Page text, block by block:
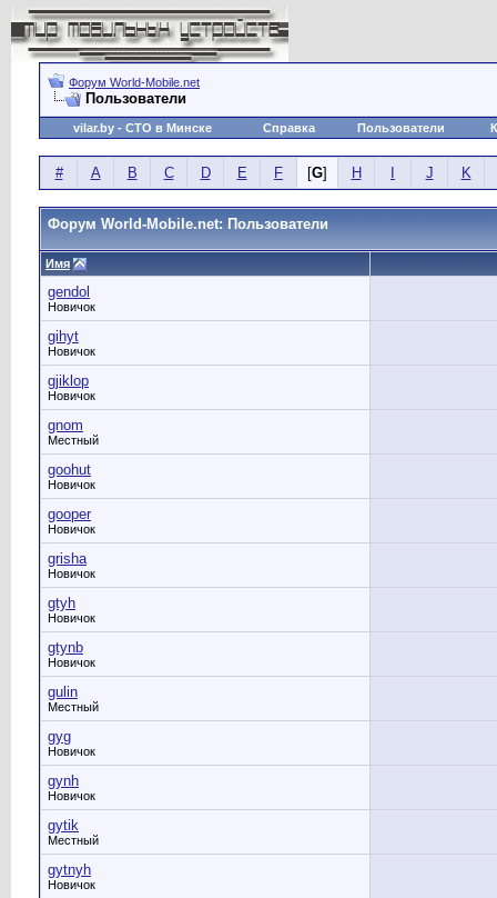
Форум World-Mobile.net
Пользователи
vilar.by - СТО в Минске Справка Пользователи
# A B C D E F [G] H J K
Форум World-Mobile.net: Пользователи
Имя
gendol
Новичок
gihyt
Новичок
gjiklop
Новичок
gnom
Местный
goohut
Новичок
gooper
Новичок
grisha
Новичок
gtyh
Новичок
gtynb
Новичок
gulin
Местный
gyg
Новичок
gynh
Новичок
gytik
Местный
gytnyh
Новичок